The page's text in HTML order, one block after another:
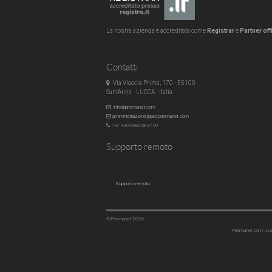
La nostra azienda è accreditata come Registrare Partner
Contatti
Via Viaccia Prima, 170 - 55100
Sant'Anna - LUCCA - Italia
info@prismanet.com
amministrazione@pec.prismanet.com
Tel: +39 0583 08 37 09
Supporto remoto
Supporto remoto
© Prismanet 2026
Prismanet.com -